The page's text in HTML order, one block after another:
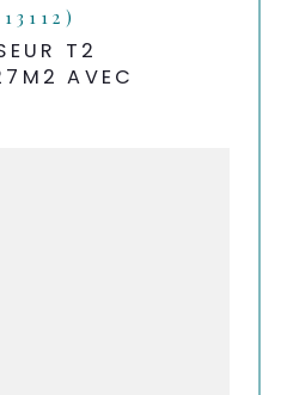
T2
AVEC